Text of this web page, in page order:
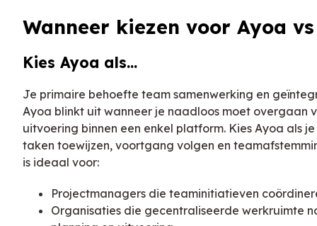
Wanneer kiezen voor Ayoa
Kies Ayoa als...
Je primaire behoefte team samenwerking en
Ayoa blinkt uit wanneer je naadloos moet overgaan
uitvoering binnen een enkel platform. Kies Ayoa als
taken toewijzen, voortgang volgen en
is ideaal voor:
Projectmanagers die teaminitiatieven
Organisaties die gecentraliseerde werkruimte